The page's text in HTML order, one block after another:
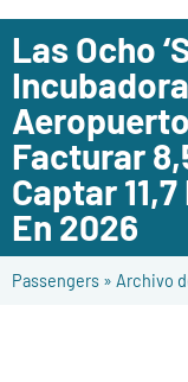
Las Ocho
Facturar
Captar
En 2026
Passengers » Archivo